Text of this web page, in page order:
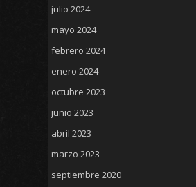
julio 2024
mayo 2024
febrero 2024
enero 2024
octubre 2023
junio 2023
abril 2023
marzo 2023
septiembre 2020